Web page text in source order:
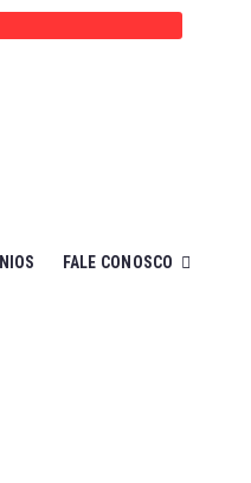
FALE CONOSCO